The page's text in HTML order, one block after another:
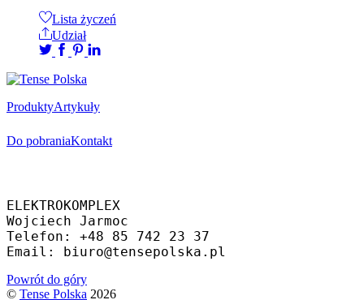
Lista życzeń
Udział
ProduktyArtykuły
Do pobraniaKontakt
ELEKTROKOMPLEX
Wojciech Jarmoc
Telefon: +48 85 742 23 37
Email: biuro@tensepolska.pl
Powrót do góry
© Tense Polska 2026